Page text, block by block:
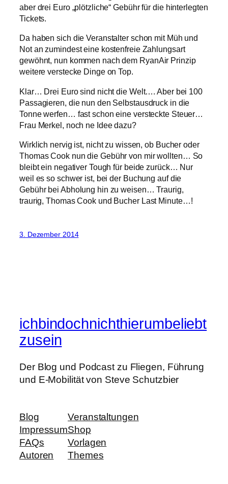
aber drei Euro „plötzliche“ Gebühr für die hinterlegten
Tickets.
Da haben sich die Veranstalter schon mit Müh und
Not an zumindest eine kostenfreie Zahlungsart
gewöhnt, nun kommen nach dem RyanAir Prinzip
weitere verstecke Dinge on Top.
Klar… Drei Euro sind nicht die Welt…. Aber bei 100
Passagieren, die nun den Selbstausdruck in die
Tonne werfen… fast schon eine versteckte Steuer…
Frau Merkel, noch ne Idee dazu?
Wirklich nervig ist, nicht zu wissen, ob Bucher oder
Thomas Cook nun die Gebühr von mir wollten… So
bleibt ein negativer Tough für beide zurück… Nur
weil es so schwer ist, bei der Buchung auf die
Gebühr bei Abholung hin zu weisen… Traurig,
traurig, Thomas Cook und Bucher Last Minute…!
3. Dezember 2014
ichbindochnichthierumbeliebt
zusein
Der Blog und Podcast zu Fliegen, Führung
und E-Mobilität von Steve Schutzbier
Blog
Impressum
FAQs
Autoren
Veranstaltungen
Shop
Vorlagen
Themes